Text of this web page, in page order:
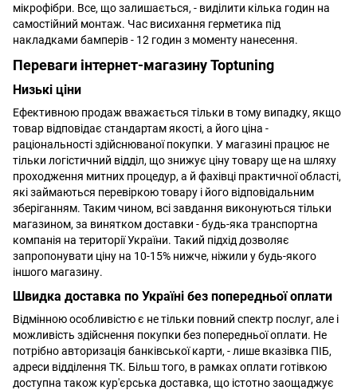
мікрофібри. Все, що залишається, - виділити кілька годин на
самостійний монтаж. Час висихання герметика під
накладками бамперів - 12 годин з моменту нанесення.
Переваги інтернет-магазину Toptuning
Низькі ціни
Ефективною продаж вважається тільки в тому випадку, якщо
товар відповідає стандартам якості, а його ціна -
раціональності здійснюваної покупки. У магазині працює не
тільки логістичний відділ, що знижує ціну товару ще на шляху
проходження митних процедур, а й фахівці практичної області,
які займаються перевіркою товару і його відповідальним
зберіганням. Таким чином, всі завдання виконуються тільки
магазином, за винятком доставки - будь-яка транспортна
компанія на території України. Такий підхід дозволяє
запропонувати ціну на 10-15% нижче, ніжили у будь-якого
іншого магазину.
Швидка доставка по Україні без попередньої оплати
Відмінною особливістю є не тільки повний спектр послуг, але і
можливість здійснення покупки без попередньої оплати. Не
потрібно авторизація банківської карти, - лише вказівка ПІБ,
адреси відділення ТК. Більш того, в рамках оплати готівкою
доступна також кур'єрська доставка, що істотно заощаджує